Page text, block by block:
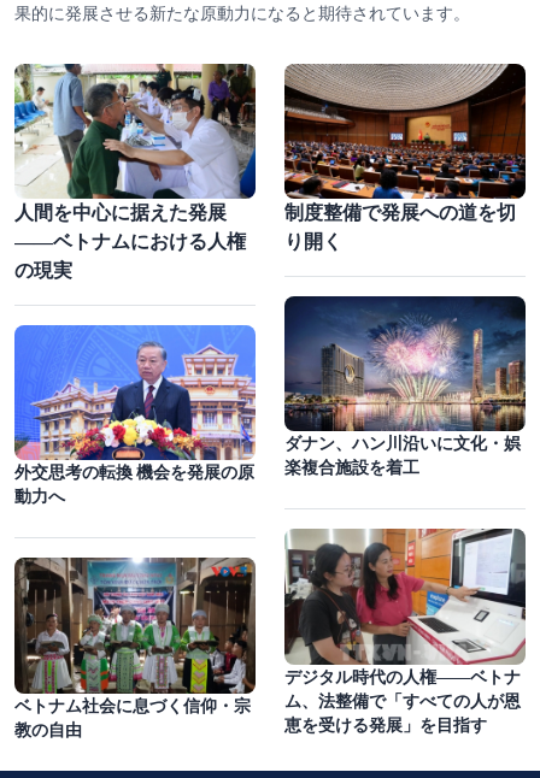
果的に発展させる新たな原動力になると期待されています。
人間を中心に据えた発展
――ベトナムにおける人権
の現実
外交思考の転換 機会を発展の原
動力へ
ベトナム社会に息づく信仰・宗
教の自由
制度整備で発展への道を切
り開く
ダナン、ハン川沿いに文化・娯
楽複合施設を着工
デジタル時代の人権――ベトナ
ム、法整備で「すべての人が恩
恵を受ける発展」を目指す